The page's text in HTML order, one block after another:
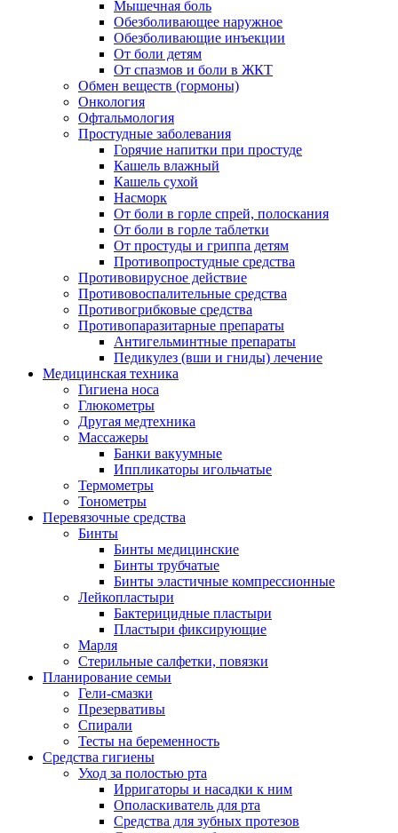
Мышечная боль
Обезболивающее наружное
Обезболивающие инъекции
От боли детям
От спазмов и боли в ЖКТ
Обмен веществ (гормоны)
Онкология
Офтальмология
Простудные заболевания
Горячие напитки при простуде
Кашель влажный
Кашель сухой
Насморк
От боли в горле спрей, полоскания
От боли в горле таблетки
От простуды и гриппа детям
Противопростудные средства
Противовирусное действие
Противовоспалительные средства
Противогрибковые средства
Противопаразитарные препараты
Антигельминтные препараты
Педикулез (вши и гниды) лечение
Медицинская техника
Гигиена носа
Глюкометры
Другая медтехника
Массажеры
Банки вакуумные
Иппликаторы игольчатые
Термометры
Тонометры
Перевязочные средства
Бинты
Бинты медицинские
Бинты трубчатые
Бинты эластичные компрессионные
Лейкопластыри
Бактерицидные пластыри
Пластыри фиксирующие
Марля
Стерильные салфетки, повязки
Планирование семьи
Гели-смазки
Презервативы
Спирали
Тесты на беременность
Средства гигиены
Уход за полостью рта
Ирригаторы и насадки к ним
Ополаскиватель для рта
Средства для зубных протезов